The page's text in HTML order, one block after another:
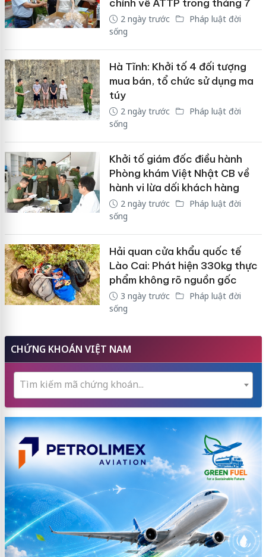
chính về ATTP trong tháng 7
2 ngày trước
Pháp luật đời
sống
Hà Tĩnh: Khởi tố 4 đối tượng
mua bán, tổ chức sử dụng ma
túy
2 ngày trước
Pháp luật đời
sống
Khởi tố giám đốc điều hành
Phòng khám Việt Nhật CB về
hành vi lừa dối khách hàng
2 ngày trước
Pháp luật đời
sống
Hải quan cửa khẩu quốc tế
Lào Cai: Phát hiện 330kg thực
phẩm không rõ nguồn gốc
3 ngày trước
Pháp luật đời
sống
CHỨNG KHOÁN VIỆT NAM
Tìm kiếm mã chứng khoán...